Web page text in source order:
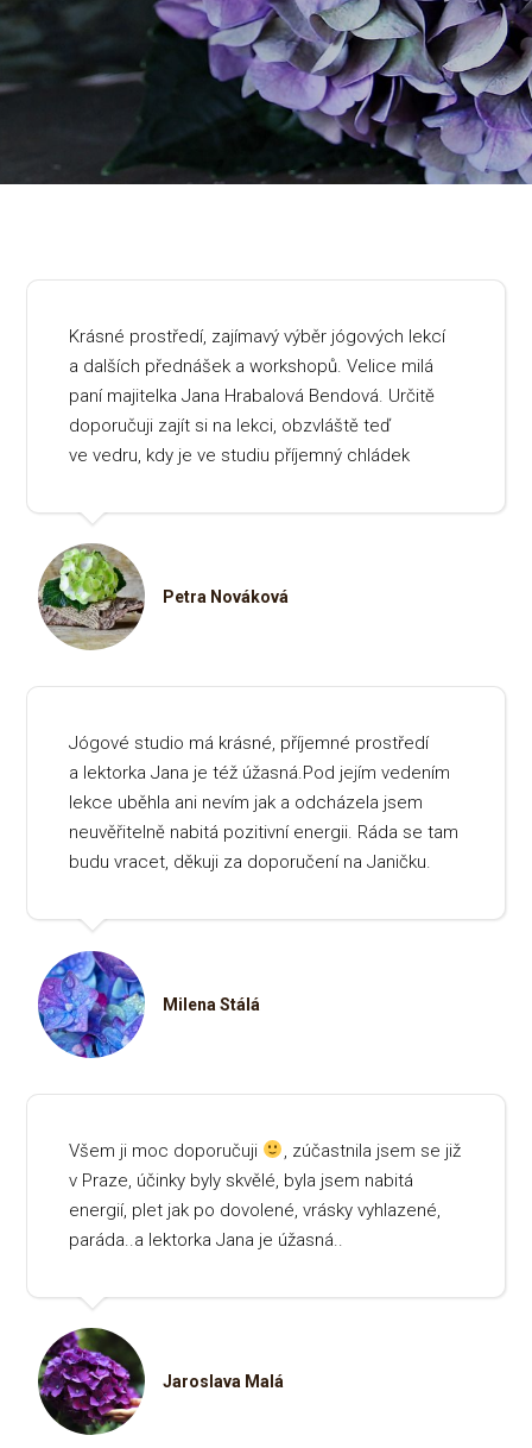
Krásné prostředí, zajímavý výběr jógových lekcí
a dalších přednášek a workshopů. Velice milá
paní majitelka Jana Hrabalová Bendová. Určitě
doporučuji zajít si na lekci, obzvláště teď
ve vedru, kdy je ve studiu příjemný chládek
Petra Nováková
Jógové studio má krásné, příjemné prostředí
a lektorka Jana je též úžasná.Pod jejím vedením
lekce uběhla ani nevím jak a odcházela jsem
neuvěřitelně nabitá pozitivní energii. Ráda se tam
budu vracet, děkuji za doporučení na Janičku.
Milena Stálá
Všem ji moc doporučuji
, zúčastnila jsem se již
v Praze, účinky byly skvělé, byla jsem nabitá
energií, plet jak po dovolené, vrásky vyhlazené,
paráda..a lektorka Jana je úžasná..
Jaroslava Malá